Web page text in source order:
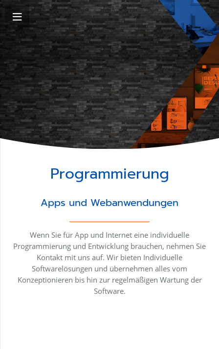
Programmierung
Apps und Webanwendungen
Wenn Sie für App und Internet eine individuelle
Programmierung und Entwicklung brauchen, nehmen Sie
Kontakt mit uns auf. Wir bieten Individuelle
Softwarelösungen und übernehmen alles vom
Konzeptionieren bis hin zur regelmäßigen Wartung der
Software.